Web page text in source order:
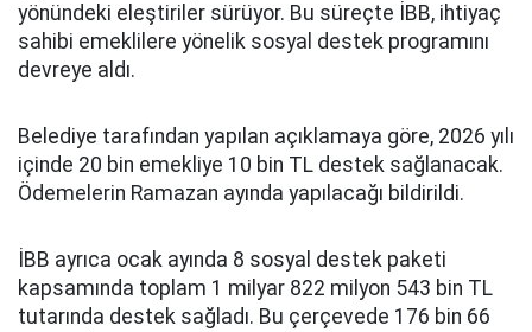
yönündeki eleştiriler sürüyor. Bu süreçte İBB, ihtiyaç
sahibi emeklilere yönelik sosyal destek programını
devreye aldı.
Belediye tarafından yapılan açıklamaya göre, 2026 yılı
içinde 20 bin emekliye 10 bin TL destek sağlanacak.
Ödemelerin Ramazan ayında yapılacağı bildirildi.
İBB ayrıca ocak ayında 8 sosyal destek paketi
kapsamında toplam 1 milyar 822 milyon 543 bin TL
tutarında destek sağladı. Bu çerçevede 176 bin 66